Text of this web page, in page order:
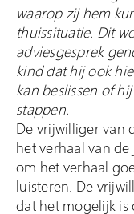
waarop zij hem
thuissituatie. Dit
adviesgesprek
kind dat hij ook
kan beslissen of
stappen.
De vrijwilliger van
het verhaal van
om het verhaal
luisteren. De
dat het mogelijk is